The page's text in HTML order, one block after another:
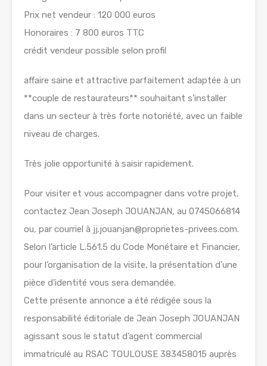
Prix net vendeur : 120 000 euros
Honoraires : 7 800 euros TTC
crédit vendeur possible selon profil
affaire saine et attractive parfaitement adaptée à un
**couple de restaurateurs** souhaitant s’installer
dans un secteur à très forte notoriété, avec un faible
niveau de charges.
Très jolie opportunité à saisir rapidement.
Pour visiter et vous accompagner dans votre projet,
contactez Jean Joseph JOUANJAN, au 0745066814
ou, par courriel à jj.jouanjan@proprietes-privees.com.
Selon l’article L.561.5 du Code Monétaire et Financier,
pour l’organisation de la visite, la présentation d’une
pièce d’identité vous sera demandée.
Cette présente annonce a été rédigée sous la
responsabilité éditoriale de Jean Joseph JOUANJAN
agissant sous le statut d’agent commercial
immatriculé au RSAC TOULOUSE 383458015 auprès